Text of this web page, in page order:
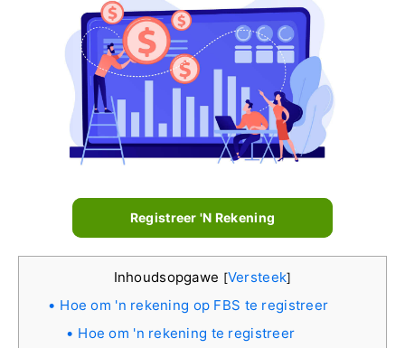
Registreer 'n Rekening
Inhoudsopgawe [Versteek]
Hoe om 'n rekening op FBS te registreer
Hoe om 'n rekening te registreer